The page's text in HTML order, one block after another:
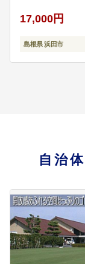
17,000円
島根県 浜田市
自治